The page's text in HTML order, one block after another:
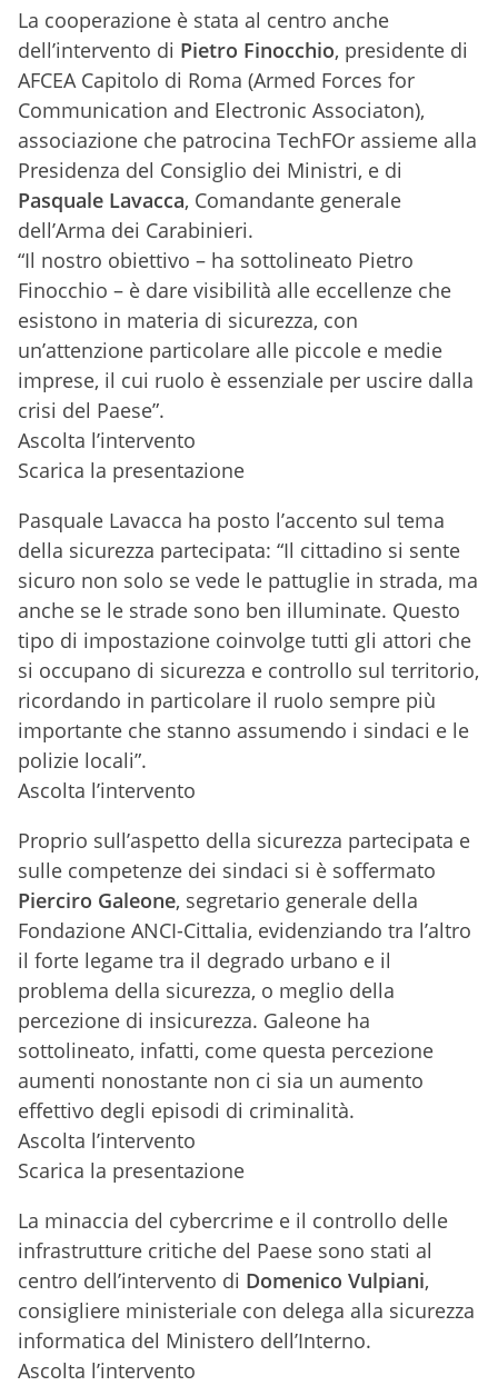
La cooperazione è stata al centro anche
dell’intervento di Pietro Finocchio, presidente di
AFCEA Capitolo di Roma (Armed Forces for
Communication and Electronic Associaton),
associazione che patrocina TechFOr assieme alla
Presidenza del Consiglio dei Ministri, e di
Pasquale Lavacca, Comandante generale
dell’Arma dei Carabinieri.
“Il nostro obiettivo – ha sottolineato Pietro
Finocchio – è dare visibilità alle eccellenze che
esistono in materia di sicurezza, con
un’attenzione particolare alle piccole e medie
imprese, il cui ruolo è essenziale per uscire dalla
crisi del Paese”.
Ascolta l’intervento
Scarica la presentazione
Pasquale Lavacca ha posto l’accento sul tema
della sicurezza partecipata: “Il cittadino si sente
sicuro non solo se vede le pattuglie in strada, ma
anche se le strade sono ben illuminate. Questo
tipo di impostazione coinvolge tutti gli attori che
si occupano di sicurezza e controllo sul territorio,
ricordando in particolare il ruolo sempre più
importante che stanno assumendo i sindaci e le
polizie locali”.
Ascolta l’intervento
Proprio sull’aspetto della sicurezza partecipata e
sulle competenze dei sindaci si è soffermato
Pierciro Galeone, segretario generale della
Fondazione ANCI-Cittalia, evidenziando tra l’altro
il forte legame tra il degrado urbano e il
problema della sicurezza, o meglio della
percezione di insicurezza. Galeone ha
sottolineato, infatti, come questa percezione
aumenti nonostante non ci sia un aumento
effettivo degli episodi di criminalità.
Ascolta l’intervento
Scarica la presentazione
La minaccia del cybercrime e il controllo delle
infrastrutture critiche del Paese sono stati al
centro dell’intervento di Domenico Vulpiani,
consigliere ministeriale con delega alla sicurezza
informatica del Ministero dell’Interno.
Ascolta l’intervento